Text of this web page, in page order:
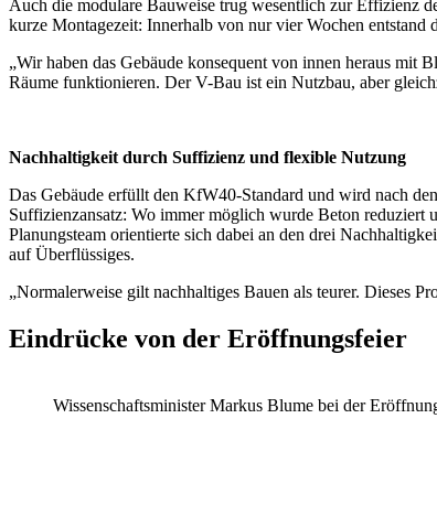
Auch die modulare Bauweise trug wesentlich zur Effizienz
kurze Montagezeit: Innerhalb von nur vier Wochen
„Wir haben das Gebäude konsequent von innen heraus mit
Räume funktionieren. Der V-Bau ist ein Nutzbau, aber
Nachhaltigkeit durch Suffizienz und flexible Nutzung
Das Gebäude erfüllt den KfW40-Standard und wird nach
Suffizienzansatz: Wo immer möglich wurde Beton reduziert
Planungsteam orientierte sich dabei an den drei
auf Überflüssiges.
„Normalerweise gilt nachhaltiges Bauen als teurer. Dieses
Eindrücke von der Eröffnungsfeier
Wissenschaftsminister Markus Blume bei der